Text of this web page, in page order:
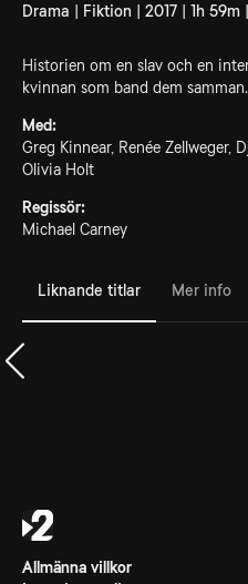
Drama | Fiktion | 2017 | 1h 59m
Historien om en slav och en
kvinnan som band dem samman.
Med:
Greg Kinnear, Renée Zellweger,
Olivia Holt
Regissör:
Michael Carney
Liknande titlar Mer info
Allmänna villkor